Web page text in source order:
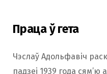
Праца ў гета
Чэслаў Адольфавіч
падзеі 1939 года сям’ю